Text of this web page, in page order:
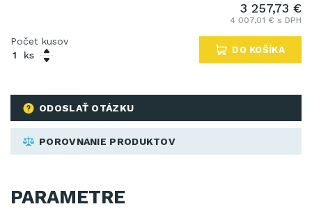
ODOSLAŤ OTÁZKU
POROVNANIE PRODUKTOV
3 257,73 €
4 007,01 € s DPH
Počet kusov
ks
DO KOŠÍKA
PARAMETRE